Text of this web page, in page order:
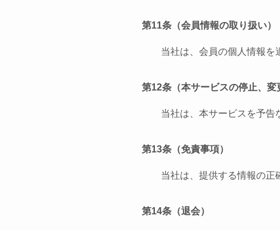
第11条（会員情報の取り扱い）
当社は、会員の個人情報を
第12条（本サービスの停止、変
当社は、本サービスを予告
第13条（免責事項）
当社は、提供する情報の正
第14条（退会）